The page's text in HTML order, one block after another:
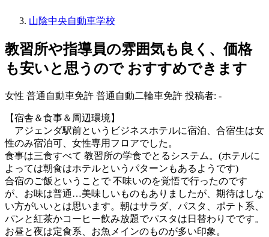
山陰中央自動車学校
教習所や指導員の雰囲気も良く、価格
も安いと思うので おすすめできます
女性 普通自動車免許 普通自動二輪車免許 投稿者: -
【宿舎＆食事＆周辺環境】
アジェンダ駅前というビジネスホテルに宿泊、合宿生は女
性のみ宿泊可、女性専用フロアでした。
食事は三食すべて 教習所の学食でとるシステム。(ホテルに
よっては朝食はホテルというパターンもあるようです)
合宿のご飯ということで 不味いのを覚悟で行ったのです
が、お味は普通…美味しいものもありましたが、期待はしな
い方がいいとは思います。朝はサラダ、パスタ、ポテト系、
パンと紅茶かコーヒー飲み放題でパスタは日替わりでです。
お昼と夜は定食系、お魚メインのものが多い印象。